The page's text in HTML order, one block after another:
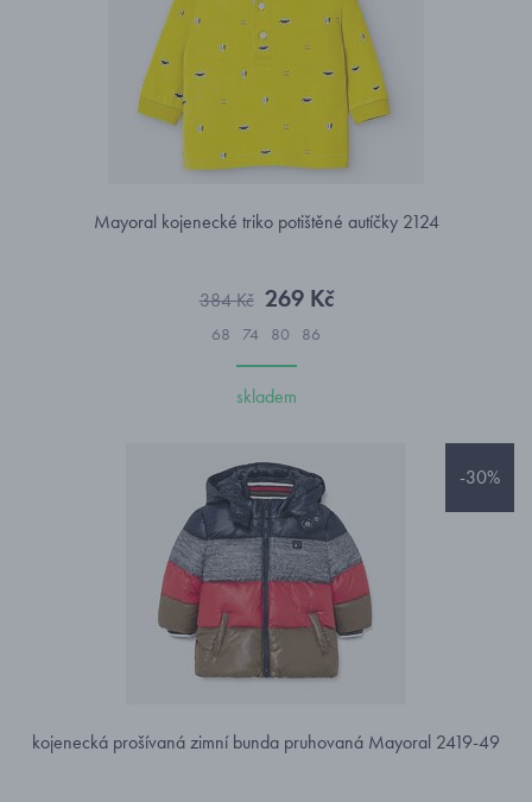
Mayoral kojenecké triko potištěné autíčky 2124
384 Kč 269 Kč
68 74 80 86
skladem
-30%
kojenecká prošívaná zimní bunda pruhovaná Mayoral 2419-49